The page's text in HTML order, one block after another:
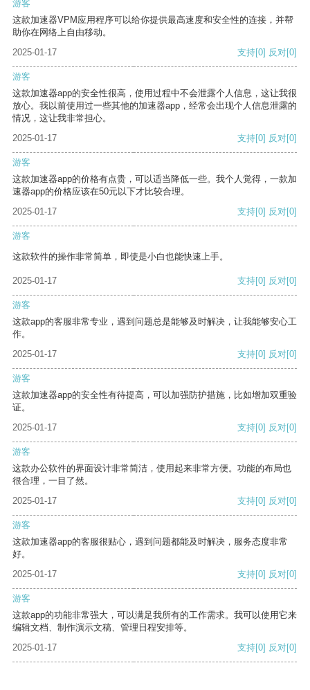
游客
这款加速器VPM应用程序可以给你提供最高速度和安全性的连接，并帮
助你在网络上自由移动。
2025-01-17
支持[0] 反对[0]
游客
这款加速器app的安全性很高，使用过程中不会泄露个人信息，这让我很
放心。我以前使用过一些其他的加速器app，经常会出现个人信息泄露的
情况，这让我非常担心。
2025-01-17
支持[0] 反对[0]
游客
这款加速器app的价格有点贵，可以适当降低一些。我个人觉得，一款加
速器app的价格应该在50元以下才比较合理。
2025-01-17
支持[0] 反对[0]
游客
这款软件的操作非常简单，即使是小白也能快速上手。
2025-01-17 支持[0] 反对[0]
游客
这款app的客服非常专业，遇到问题总是能够及时解决，让我能够安心工
作。
2025-01-17
支持[0] 反对[0]
游客
这款加速器app的安全性有待提高，可以加强防护措施，比如增加双重验
证。
2025-01-17
支持[0] 反对[0]
游客
这款办公软件的界面设计非常简洁，使用起来非常方便。功能的布局也
很合理，一目了然。
2025-01-17
支持[0] 反对[0]
游客
这款加速器app的客服很贴心，遇到问题都能及时解决，服务态度非常
好。
2025-01-17
支持[0] 反对[0]
游客
这款app的功能非常强大，可以满足我所有的工作需求。我可以使用它来
编辑文档、制作演示文稿、管理日程安排等。
2025-01-17
支持[0] 反对[0]